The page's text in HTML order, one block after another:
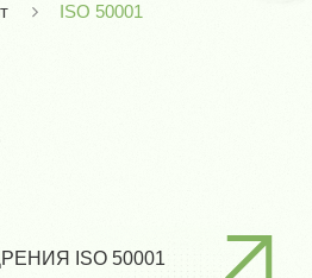
ISO 50001
ISO 50001